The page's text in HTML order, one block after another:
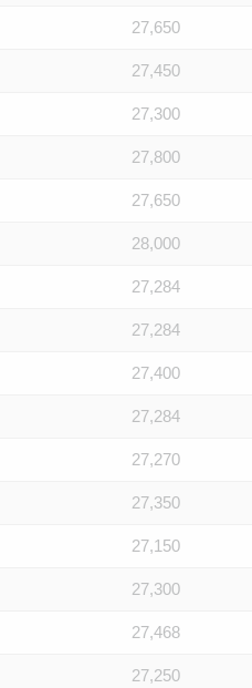
27,650
27,450
27,300
27,800
27,650
28,000
27,284
27,284
27,400
27,284
27,270
27,350
27,150
27,300
27,468
27,250